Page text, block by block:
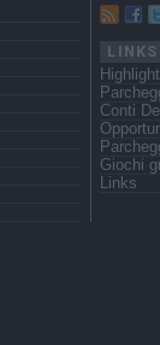
LINKS
Conti
Giochi
Links